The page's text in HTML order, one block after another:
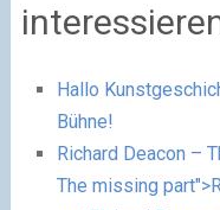
Hallo
Bühne!
Richard Deacon –
The missing part